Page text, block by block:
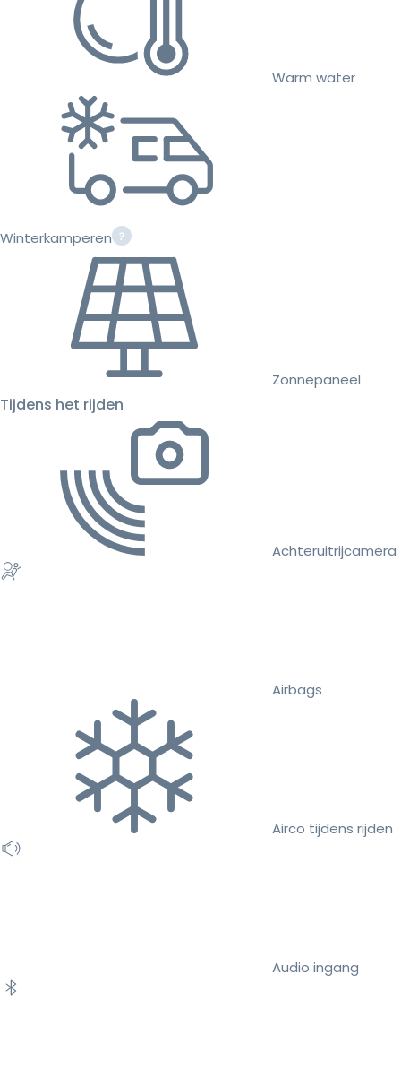
Warm water
Winterkamperen
Zonnepaneel
Tijdens het rijden
Achteruitrijcamera
Airbags
Airco tijdens rijden
Audio ingang